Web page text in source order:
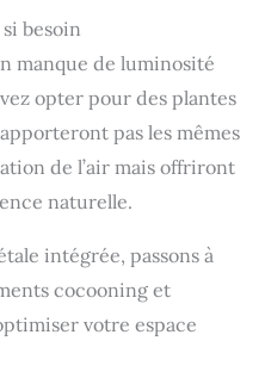
besoin
manque de luminosité
opter pour des plantes
pas les mêmes
de l’air mais offriront
naturelle.
intégrée, passons à
cocooning et
votre espace